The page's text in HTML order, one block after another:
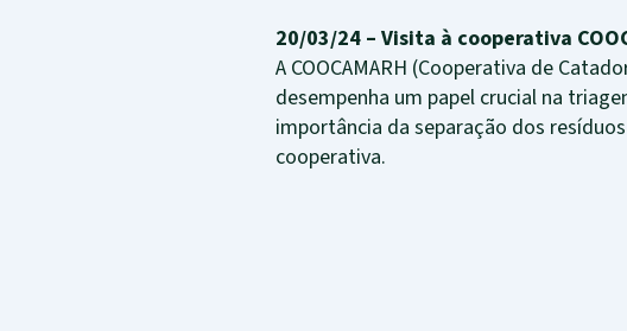
20/03/24 – Visita à cooperativa
A COOCAMARH (Cooperativa de
desempenha um papel crucial na
importância da separação dos
cooperativa.